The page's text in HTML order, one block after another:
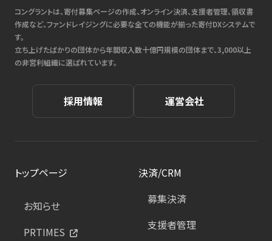
コングラントは、寄付募集ページの作成、オンライン決済、支援者管理、領収書
作成など、ファンドレイジングに必要な全ての機能が揃った寄付DXシステムで
す。
立ち上げたばかりの団体から年間収入数十億円規模の団体まで、3,000以上
の非営利組織に選ばれています。
採用情報 運営会社
トップページ
お知らせ
PRTIMES
決済/CRM
募集決済
支援者管理